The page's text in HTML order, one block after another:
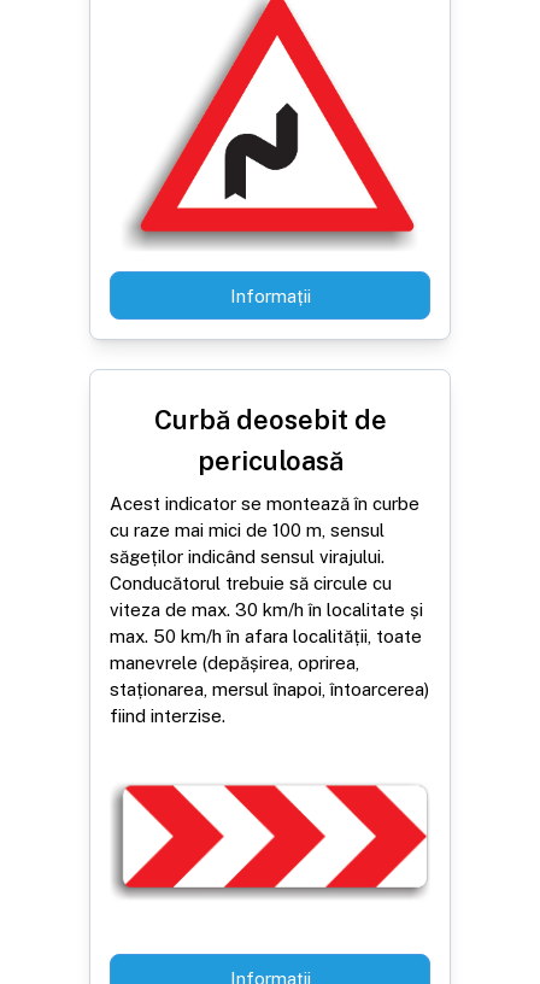
Informații
Curbă deosebit de
periculoasă
Acest indicator se montează în curbe
cu raze mai mici de 100 m, sensul
săgeților indicând sensul virajului.
Conducătorul trebuie să circule cu
viteza de max. 30 km/h în localitate și
max. 50 km/h în afara localității, toate
manevrele (depășirea, oprirea,
staționarea, mersul înapoi, întoarcerea)
fiind interzise.
Informații